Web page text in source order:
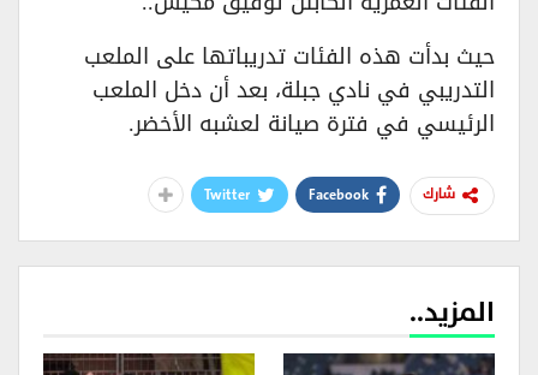
حيث بدأت هذه الفئات تدريباتها على الملعب
التدريبي في نادي جبلة، بعد أن دخل الملعب
الرئيسي في فترة صيانة لعشبه الأخضر.
شارك Facebook
Twitter
المزيد..